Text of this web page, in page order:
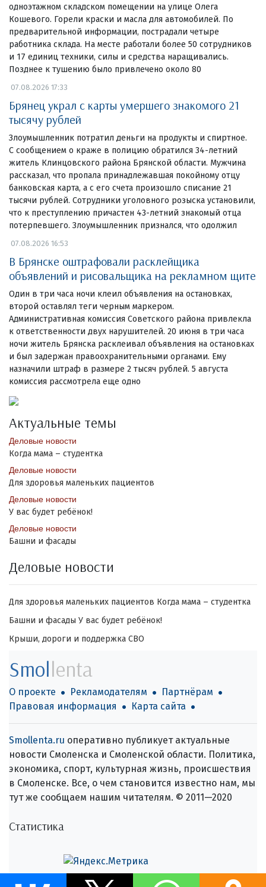
одноэтажном складском помещении на улице Олега
Кошевого. Горели краски и масла для автомобилей. По
предварительной информации, пострадали четыре
работника склада. На месте работали более 50 сотрудников
и 17 единиц техники, силы и средства наращивались.
Позднее к тушению было привлечено около 80
07.08.2026 17:33
Брянец украл с карты умершего знакомого 21
тысячу рублей
Злоумышленник потратил деньги на продукты и спиртное.
С сообщением о краже в полицию обратился 34-летний
житель Клинцовского района Брянской области. Мужчина
рассказал, что пропала принадлежавшая покойному отцу
банковская карта, а с его счета произошло списание 21
тысячи рублей. Сотрудники уголовного розыска установили,
что к преступлению причастен 43-летний знакомый отца
потерпевшего. Злоумышленник признался, что одолжил
07.08.2026 16:53
В Брянске оштрафовали расклейщика
объявлений и рисовальщика на рекламном щите
Один в три часа ночи клеил объявления на остановках,
второй оставлял теги черным маркером.
Административная комиссия Советского района привлекла
к ответственности двух нарушителей. 20 июня в три часа
ночи житель Брянска расклеивал объявления на остановках
и был задержан правоохранительными органами. Ему
назначили штраф в размере 2 тысяч рублей. 5 августа
комиссия рассмотрела еще одно
Актуальные темы
Деловые новости
Когда мама – студентка
Деловые новости
Для здоровья маленьких пациентов
Деловые новости
У вас будет ребёнок!
Деловые новости
Башни и фасады
Деловые новости
Для здоровья маленьких пациентов Когда мама – студентка
Башни и фасады У вас будет ребёнок!
Крыши, дороги и поддержка СВО
Smollenta
О проекте Рекламодателям
Партнёрам
Правовая информация
Карта сайта
Smollenta.ru оперативно публикует актуальные
новости Смоленска и Смоленской области. Политика,
экономика, спорт, культурная жизнь, происшествия
в Смоленске. Все, о чем становится известно нам, мы
тут же сообщаем нашим читателям. © 2011—2020
Статистика